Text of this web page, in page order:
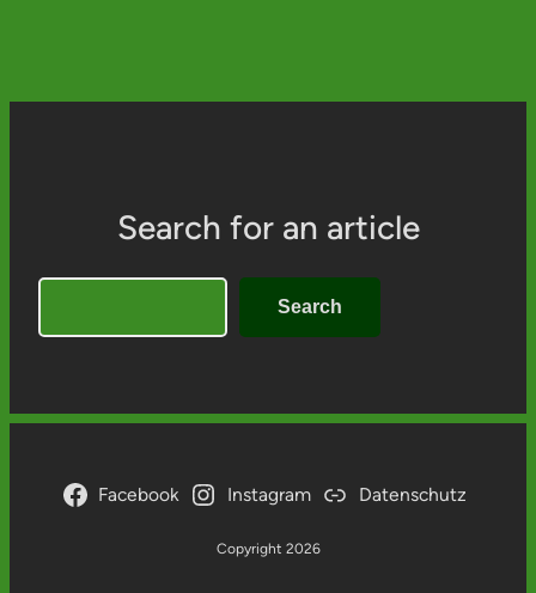
Search for an article
Search
Facebook Instagram Datenschutz
Copyright 2026